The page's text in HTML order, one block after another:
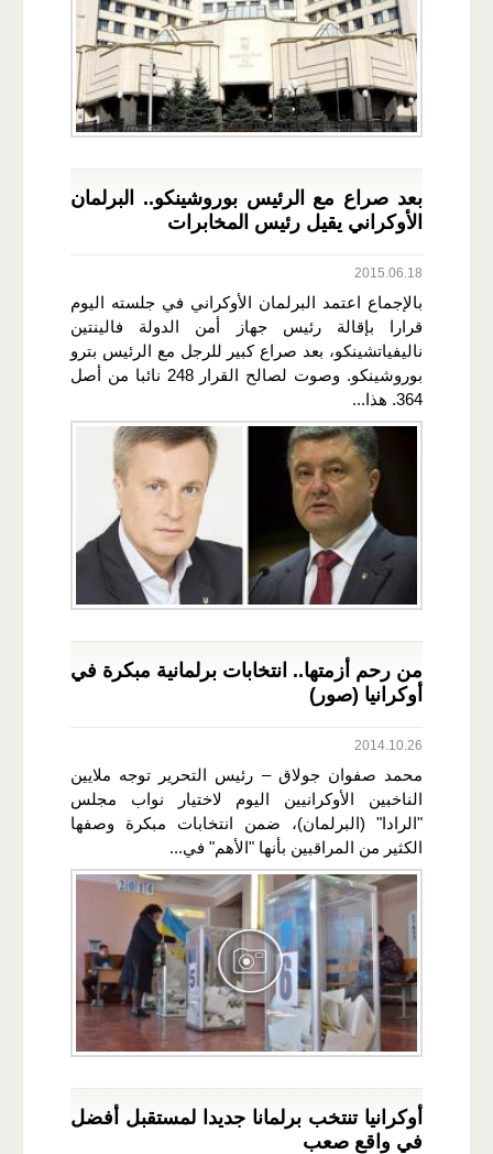
بعد صراع مع الرئيس بوروشينكو.. البرلمان
الأوكراني يقيل رئيس المخابرات
2015.06.18
بالإجماع اعتمد البرلمان الأوكراني في جلسته اليوم
قرارا بإقالة رئيس جهاز أمن الدولة فالينتين
ناليفياتشينكو، بعد صراع كبير للرجل مع الرئيس بترو
بوروشينكو. وصوت لصالح القرار 248 نائبا من أصل
364. هذا...
من رحم أزمتها.. انتخابات برلمانية مبكرة في
أوكرانيا (صور)
2014.10.26
محمد صفوان جولاق – رئيس التحرير توجه ملايين
الناخبين الأوكرانيين اليوم لاختيار نواب مجلس
"الرادا" (البرلمان)، ضمن انتخابات مبكرة وصفها
الكثير من المراقبين بأنها "الأهم" في...
أوكرانيا تنتخب برلمانا جديدا لمستقبل أفضل
في واقع صعب